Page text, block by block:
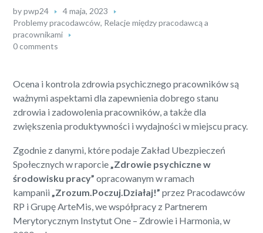
bypwp24
4 maja, 2023
Problemy pracodawców, Relacje między pracodawcą a
pracownikami
0 comments
Ocena i kontrola zdrowia psychicznego pracowników są
ważnymi aspektami dla zapewnienia dobrego stanu
zdrowia i zadowolenia pracowników, a także dla
zwiększenia produktywności i wydajności w miejscu pracy.
Zgodnie z danymi, które podaje Zakład Ubezpieczeń
Społecznych w raporcie „Zdrowie psychiczne w
środowisku pracy” opracowanym w ramach
kampanii „Zrozum.Poczuj.Działaj!” przez Pracodawców
RP i Grupę ArteMis, we współpracy z Partnerem
Merytorycznym Instytut One – Zdrowie i Harmonia, w